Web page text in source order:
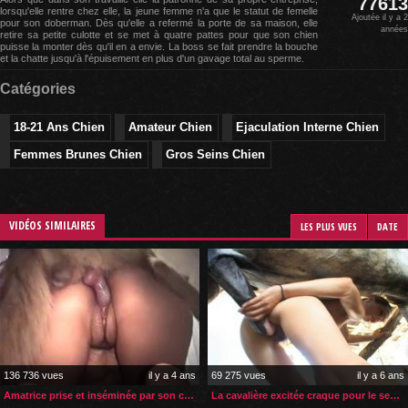
lorsqu'elle rentre chez elle, la jeune femme n'a que le statut de femelle
pour son doberman. Dès qu'elle a refermé la porte de sa maison, elle
retire sa petite culotte et se met à quatre pattes pour que son chien
puisse la monter dès qu'il en a envie. La boss se fait prendre la bouche
et la chatte jusqu'à l'épuisement en plus d'un gavage total au sperme.
Ajoutée il y a 2
années
Catégories
18-21 Ans Chien Amateur Chien
Ejaculation Interne Chien
Femmes Brunes Chien
Gros Seins Chien
VIDÉOS SIMILAIRES LES PLUS VUES DATE
136 736 vues
il y a 4 ans
Amatrice prise et inséminée par son chien dans son salon
69 275 vues
il y a 6 ans
La cavalière excitée craque pour le sexe de son cheval